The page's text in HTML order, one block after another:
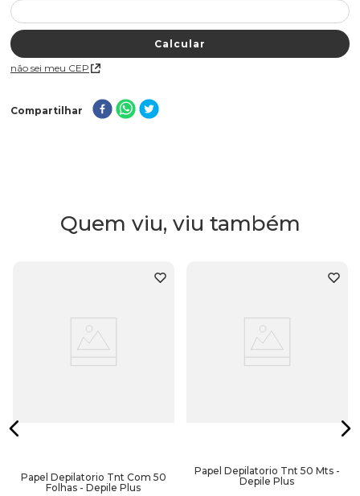
Não sei meu CEP
Compartilhar
Quem viu, viu também
Papel Depilatorio Tnt Com 50
Folhas - Depile Plus
Papel Depilatorio Tnt 50 Mts -
Depile Plus